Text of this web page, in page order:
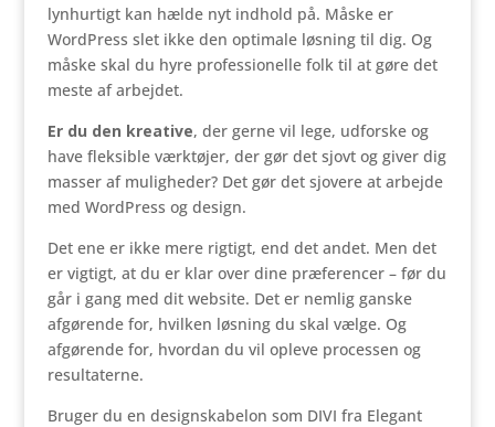
lynhurtigt kan hælde nyt indhold på. Måske er
WordPress slet ikke den optimale løsning til dig. Og
måske skal du hyre professionelle folk til at gøre det
meste af arbejdet.
Er du den kreative, der gerne vil lege, udforske og
have fleksible værktøjer, der gør det sjovt og giver dig
masser af muligheder? Det gør det sjovere at arbejde
med WordPress og design.
Det ene er ikke mere rigtigt, end det andet. Men det
er vigtigt, at du er klar over dine præferencer – før du
går i gang med dit website. Det er nemlig ganske
afgørende for, hvilken løsning du skal vælge. Og
afgørende for, hvordan du vil opleve processen og
resultaterne.
Bruger du en designskabelon som DIVI fra Elegant